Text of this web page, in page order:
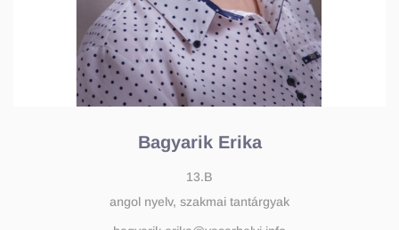
Bagyarik Erika
13.B
angol nyelv, szakmai tantárgyak